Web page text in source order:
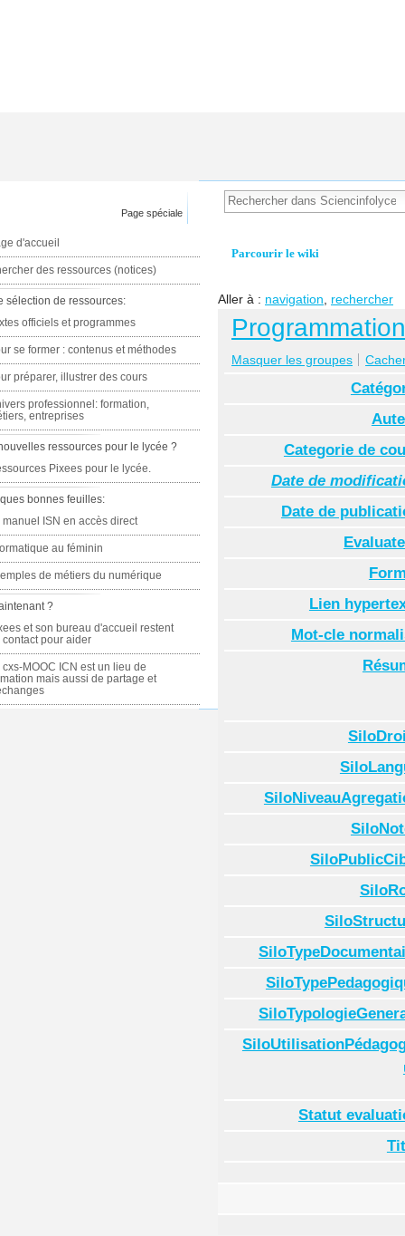
Parcourir le wiki
Aller à : navigation rechercher
Masquer les groupes
Categorie de
Date de
Date de
Lien
Mot-cle
Statut
Page spéciale
d'accueil
des ressources (notices)
sélection de ressources:
officiels et programmes
se former : contenus et méthodes
préparer, illustrer des cours
professionnel: formation,
entreprises
ressources pour le lycée ?
Pixees pour le lycée.
bonnes feuilles:
manuel ISN en accès direct
au féminin
de métiers du numérique
?
et son bureau d'accueil restent
contact pour aider
cxs-MOOC ICN est un lieu de
mais aussi de partage et